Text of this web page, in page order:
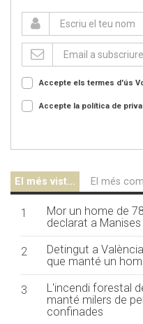
Accepte els termes d'ús
Accepte la política de
El més vist... El més
1
Mor un home de
declarat a Manises
2
Detingut a
que manté un
3
L'incendi forestal
manté milers de
confinades